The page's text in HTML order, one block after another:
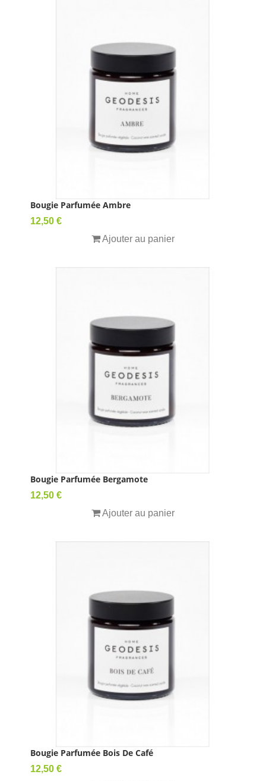
Bougie Parfumée Ambre
Prix
12,50 €
Ajouter au panier
Bougie Parfumée Bergamote
Prix
12,50 €
Ajouter au panier
Bougie Parfumée Bois De Café
Prix
12,50 €